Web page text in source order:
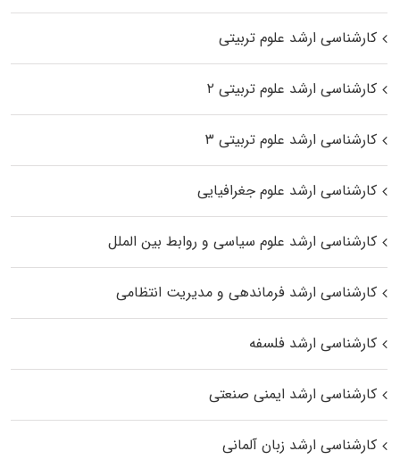
کارشناسی ارشد علوم تربیتی
کارشناسی ارشد علوم تربیتی ۲
کارشناسی ارشد علوم تربیتی ۳
کارشناسی ارشد علوم جغرافیایی
کارشناسی ارشد علوم سیاسی و روابط بین الملل
کارشناسی ارشد فرماندهی و مدیریت انتظامی
کارشناسی ارشد فلسفه
کارشناسی ارشد ایمنی صنعتی
کارشناسی ارشد زبان آلمانی